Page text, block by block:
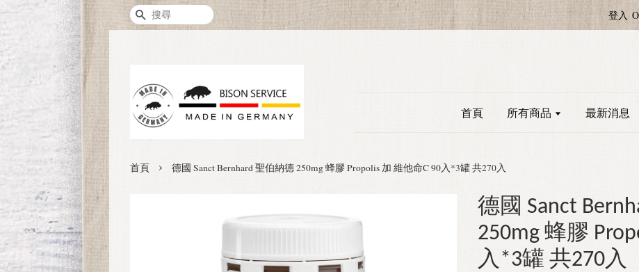
搜尋 登入
首頁 所有商品 最新消息
首頁 › 德國 Sanct Bernhard 聖伯納德 250mg 蜂膠 Propolis 加 維他命C 90入*3罐 共270入
德國 Sanct
250mg 蜂膠
入*3罐 共270入